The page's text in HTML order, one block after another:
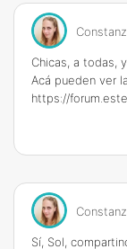
Chicas, a todas,
Acá pueden ver
https://
Sí, Sol,